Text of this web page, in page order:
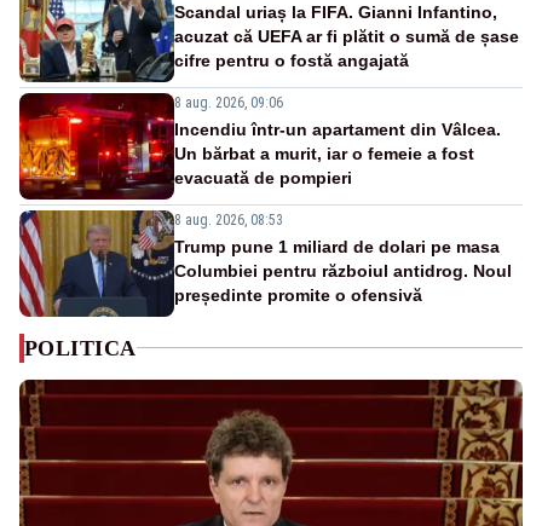
Scandal uriaș la FIFA. Gianni Infantino,
acuzat că UEFA ar fi plătit o sumă de șase
cifre pentru o fostă angajată
8 aug. 2026, 09:06
Incendiu într-un apartament din Vâlcea.
Un bărbat a murit, iar o femeie a fost
evacuată de pompieri
8 aug. 2026, 08:53
Trump pune 1 miliard de dolari pe masa
Columbiei pentru războiul antidrog. Noul
președinte promite o ofensivă
POLITICA